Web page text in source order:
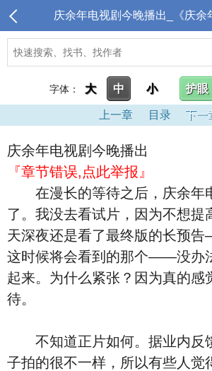
庆余年电视剧今晚播出_《庆余
字体： 大 中 小 护眼
上一章 目录 下一
庆余年电视剧今晚播出
『章节错误,点此举报』
在漫长的等待之后，庆余年
了。我没去看试片，因为不想提
天深夜还是看了最终版的长预
这时候将会看到的那个——没办
起来。为什么紧张？因为真的感
待。
不知道正片如何。据业内反
子拍的很不一样，所以有些人觉